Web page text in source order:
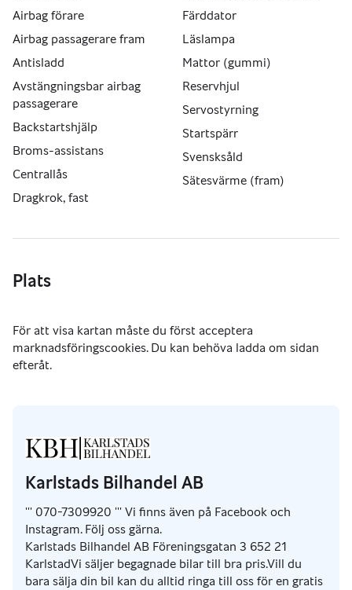
Airbag förare
Airbag passagerare fram
Antisladd
Avstängningsbar airbag
passagerare
Backstartshjälp
Broms-assistans
Centrallås
Dragkrok, fast
Färddator
Läslampa
Mattor (gummi)
Reservhjul
Servostyrning
Startspärr
Svensksåld
Sätesvärme (fram)
Plats
Karlstads Bilhandel AB
''' 070-7309920 ''' Vi finns även på Facebook och
Instagram. Följ oss gärna.
Karlstads Bilhandel AB Föreningsgatan 3 652 21
KarlstadVi säljer begagnade bilar till bra pris.Vill du
bara sälja din bil kan du alltid ringa till oss för en gratis